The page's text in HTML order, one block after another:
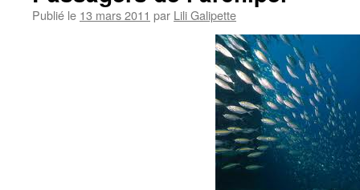
Publié le 13 mars 2011 par Lili Galipette